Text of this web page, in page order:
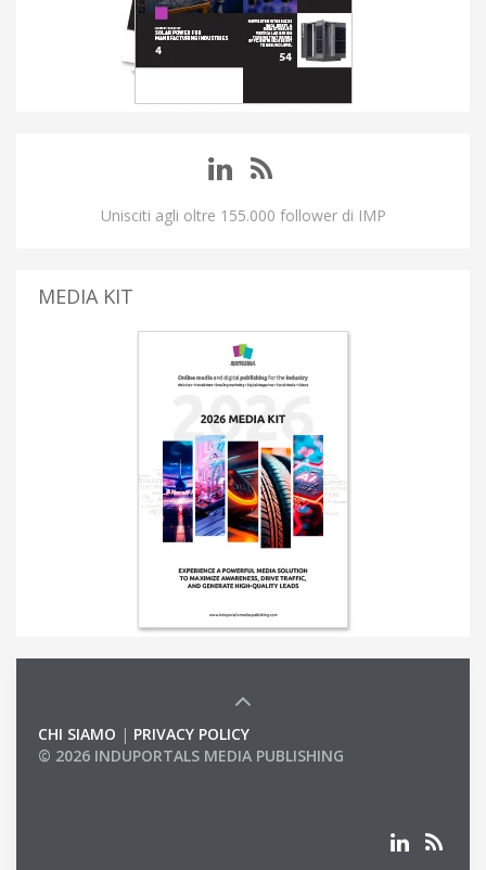
Unisciti agli oltre 155.000 follower di IMP
MEDIA KIT
CHI SIAMO | PRIVACY POLICY
© 2026 INDUPORTALS MEDIA PUBLISHING